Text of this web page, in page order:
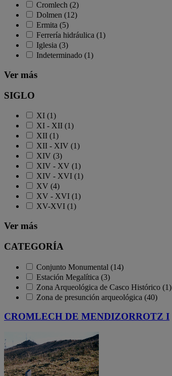
Cromlech (2)
Dolmen (12)
Ermita (5)
Ferrería hidráulica (1)
Iglesia (3)
Indeterminado (1)
Ver más
SIGLO
XI (1)
XI - XII (1)
XII (1)
XII - XIV (1)
XIV (3)
XIV - XV (1)
XIV - XVI (1)
XV (4)
XV - XVI (1)
XV-XVI (1)
Ver más
CATEGORÍA
Conjunto Monumental (14)
Estación Megalítica (3)
Zona Arqueológica de Casco Histórico (1)
Zona de presunción arqueológica (40)
CROMLECH DE MENDIZORROTZ I